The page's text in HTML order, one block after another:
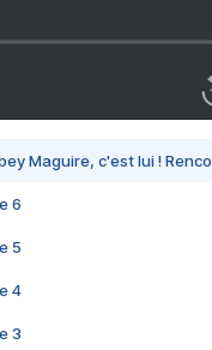
Maguire, c'est lui !
6
5
4
3